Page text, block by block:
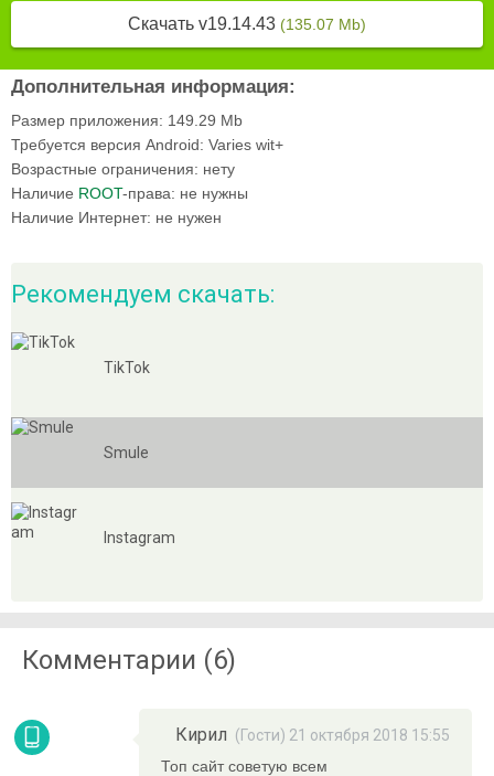
Скачать v19.14.43 (135.07 Mb)
Дополнительная информация:
Размер приложения: 149.29 Mb
Требуется версия Android: Varies wit+
Возрастные ограничения: нету
Наличие ROOT-права: не нужны
Наличие Интернет: не нужен
Рекомендуем скачать:
TikTok
Smule
Instagram
Комментарии (6)
Кирил (Гости) 21 октября 2018 15:55
Топ сайт советую всем